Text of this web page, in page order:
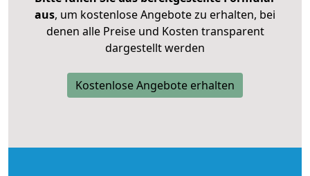
aus, um kostenlose Angebote zu erhalten, bei
denen alle Preise und Kosten transparent
dargestellt werden
Kostenlose Angebote erhalten